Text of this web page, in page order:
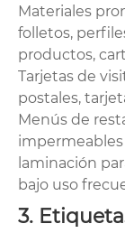
Materiales
folletos,
productos,
Tarjetas de
postales,
Menús de
impermeables
laminación
bajo uso
3.